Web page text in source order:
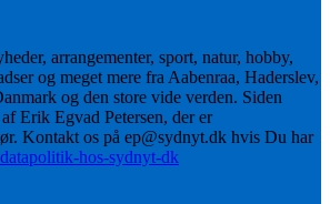
arrangementer, sport, natur, hobby,
og meget mere fra Aabenraa, Haderslev,
og den store vide verden. Siden
Erik Egvad Petersen, der er
Kontakt os på ep@sydnyt.dk hvis Du har
hos-sydnyt-dk